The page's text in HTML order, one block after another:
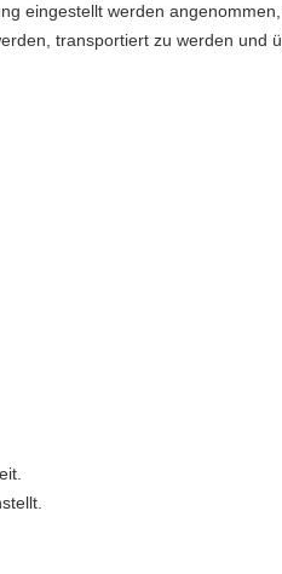
eingestellt werden
transportiert zu werden und